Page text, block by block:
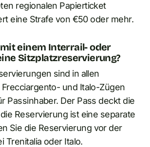
regionalen Papierticket
eine Strafe von €50 oder mehr.
einem Interrail- oder
Sitzplatzreservierung?
sind in allen
und Italo-Zügen
Passinhaber. Der Pass deckt die
Reservierung ist eine separate
Sie die Reservierung vor der
Trenitalia oder Italo.